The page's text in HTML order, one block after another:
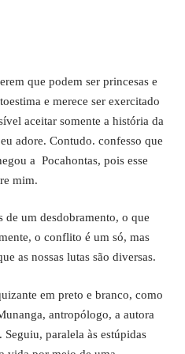
que podem ser princesas e
e merece ser exercitado
aceitar somente a história da
adore. Contudo. confesso que
a Pocahontas, pois esse
mim.
de um desdobramento, o que
o conflito é um só, mas
as nossas lutas são diversas.
em preto e branco, como
antropólogo, a autora
paralela às estúpidas